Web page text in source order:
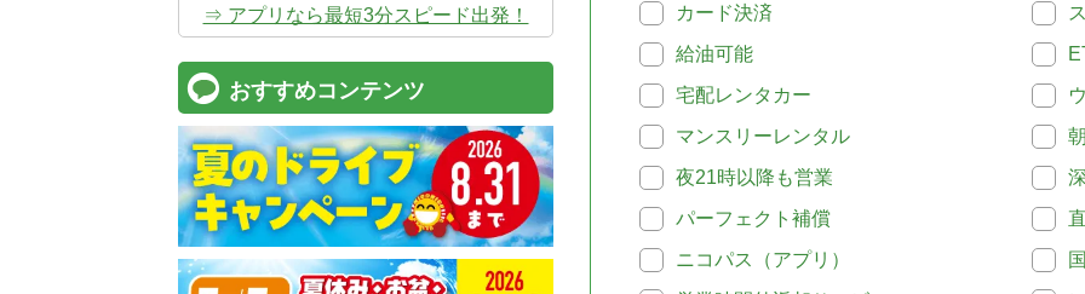
カード決済
給油可能
宅配レンタカー
マンスリーレンタル
夜21時以降も営業
パーフェクト補償
ニコパス（アプリ）
⇒ アプリなら最短3分スピード出発！
おすすめコンテンツ